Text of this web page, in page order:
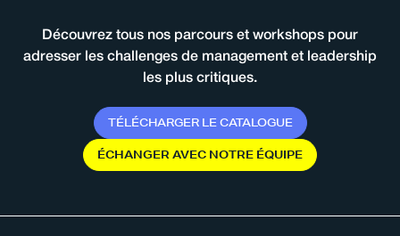
Découvrez tous nos parcours et workshops pour
adresser les challenges de management et leadership
les plus critiques.
TÉLÉCHARGER LE CATALOGUE
ÉCHANGERAVEC NOTRE ÉQUIPE